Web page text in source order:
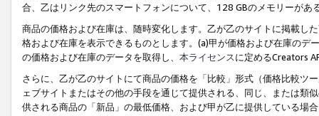
合、乙はリンク先のスマートフォンについて、128 GBのメモリーがあ
商品の価格および在庫は、随時変化します。乙が乙のサイトに掲載し
格および在庫を表示できるものとします。(a)甲が価格および在庫の
の価格および在庫のデータを取得し、 本ライセンスに定めるCreators
さらに、乙が乙のサイトにて商品の価格を「比較」形式（価格比較ツ
ェブサイトまたはその他の手段を通じて提供される、同じ、または類
供される商品の「新品」の最低価格、および甲が乙に提供している場